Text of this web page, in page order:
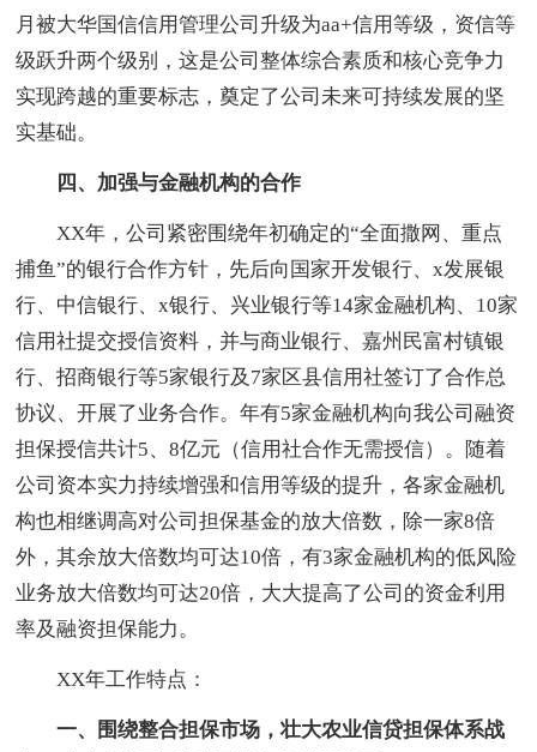
月被大华国信信用管理公司升级为aa+信用等级，资信等
级跃升两个级别，这是公司整体综合素质和核心竞争力
实现跨越的重要标志，奠定了公司未来可持续发展的坚
实基础。
四、加强与金融机构的合作
XX年，公司紧密围绕年初确定的“全面撒网、重点
捕鱼”的银行合作方针，先后向国家开发银行、x发展银
行、中信银行、x银行、兴业银行等14家金融机构、10家
信用社提交授信资料，并与商业银行、嘉州民富村镇银
行、招商银行等5家银行及7家区县信用社签订了合作总
协议、开展了业务合作。年有5家金融机构向我公司融资
担保授信共计5、8亿元（信用社合作无需授信）。随着
公司资本实力持续增强和信用等级的提升，各家金融机
构也相继调高对公司担保基金的放大倍数，除一家8倍
外，其余放大倍数均可达10倍，有3家金融机构的低风险
业务放大倍数均可达20倍，大大提高了公司的资金利用
率及融资担保能力。
XX年工作特点：
一、围绕整合担保市场，壮大农业信贷担保体系战